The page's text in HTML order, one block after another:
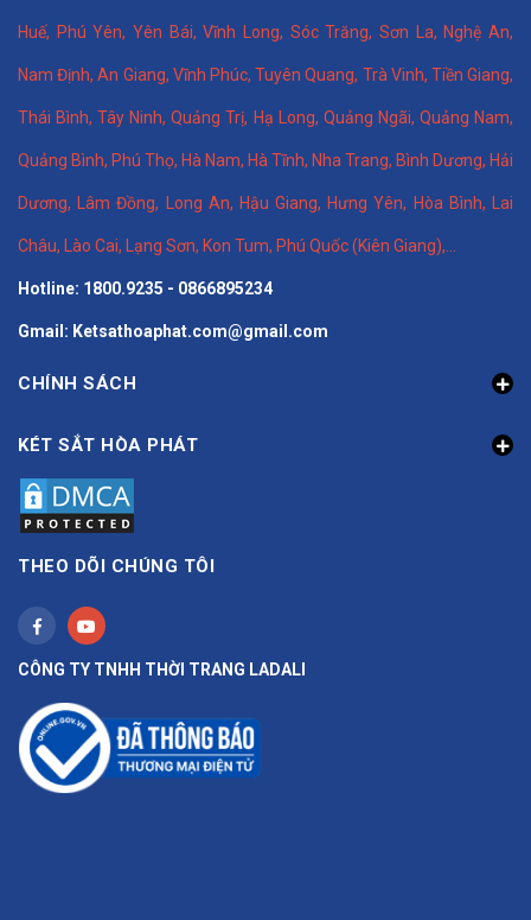
Huế, Phú Yên,Yên Bái,Vĩnh Long, Sóc Trăng,Sơn La, Nghệ An,
Nam Định,An Giang, Vĩnh Phúc,Tuyên Quang, Trà Vinh, Tiền Giang,
Thái Bình,Tây Ninh,Quảng Trị, Hạ Long, Quảng Ngãi, Quảng Nam,
Quảng Bình, Phú Thọ, Hà Nam, Hà Tĩnh, Nha Trang, Bình Dương, Hải
Dương, Lâm Đồng, Long An, Hậu Giang, Hưng Yên, Hòa Bình, Lai
Châu, Lào Cai, Lạng Sơn, Kon Tum, Phú Quốc (Kiên Giang),...
Hotline: 1800.9235 - 0866895234
Gmail: Ketsathoaphat.com@gmail.com
CHÍNH SÁCH
KÉT SẮT HÒA PHÁT
THEO DÕI CHÚNG TÔI
CÔNG TY TNHH THỜI TRANG LADALI